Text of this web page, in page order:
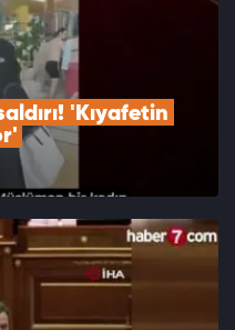
'Kıyafetin